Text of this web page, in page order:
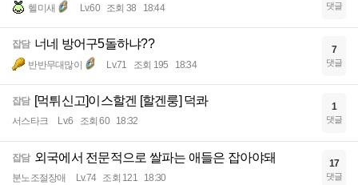
헬미새 Lv.60 조회 38 18:44 댓글
잡담 너네 방어구5돌하냐??
반반무대많이 Lv.71 조회 195 18:34
7
댓글
잡담 [먹튀신고]이스할겐 [할겐룽] 덕콰
서스타크 Lv.6 조회 60 18:32
1
댓글
잡담 외국에서 전문적으로 쌀파는 애들은 잡아야돼
분노조절장애 Lv.74 조회 121 18:30
17
댓글